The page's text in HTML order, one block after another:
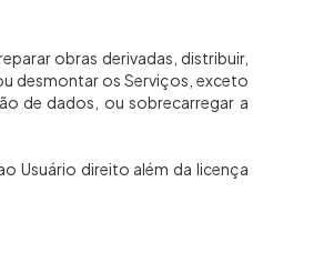
obras derivadas, distribuir,
desmontar os Serviços, exceto
de dados, ou sobrecarregar a
Usuário direito além da licença